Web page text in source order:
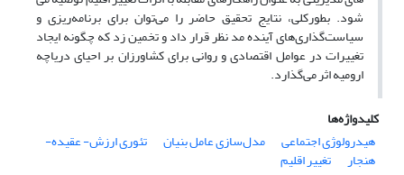
شود. بطورکلی، نتایج تحقیق حاضر را می‌­توان برای برنامه‌­ریزی­ و
سیاست‌­گذاری­‌های آینده مد نظر قرار داد و تخمین زد که چگونه ایجاد
تغییرات در عوامل اقتصادی و روانی برای کشاورزان بر احیای دریاچه
ارومیه اثر می­‌گذارد.
کلیدواژه‌ها
هیدرولوژی اجتماعی
مدل‌سازی عامل بنیان تئوری ارزش- عقیده-
هنجار
تغییر اقلیم